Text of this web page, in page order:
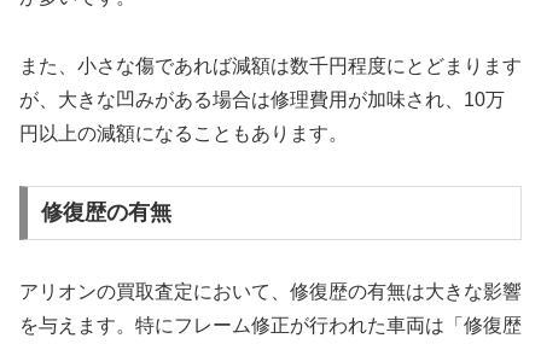
また、小さな傷であれば減額は数千円程度にとどまります
が、大きな凹みがある場合は修理費用が加味され、10万
円以上の減額になることもあります。
修復歴の有無
アリオンの買取査定において、修復歴の有無は大きな影響
を与えます。特にフレーム修正が行われた車両は「修復歴